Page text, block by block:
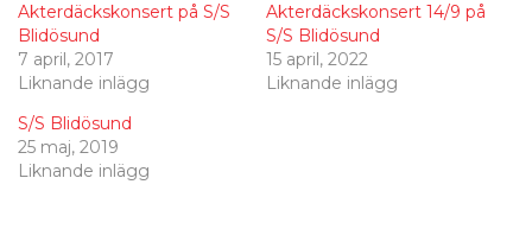
Akterdäckskonsert på S/S
Blidösund
7 april, 2017
Liknande inlägg
Akterdäckskonsert 14/9 på
S/S Blidösund
15 april, 2022
Liknande inlägg
S/S Blidösund
25 maj, 2019
Liknande inlägg